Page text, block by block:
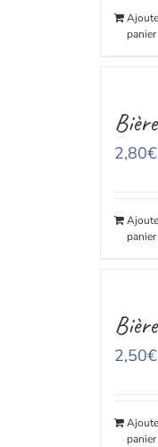
panier
2,80€
panier
2,50€
panier